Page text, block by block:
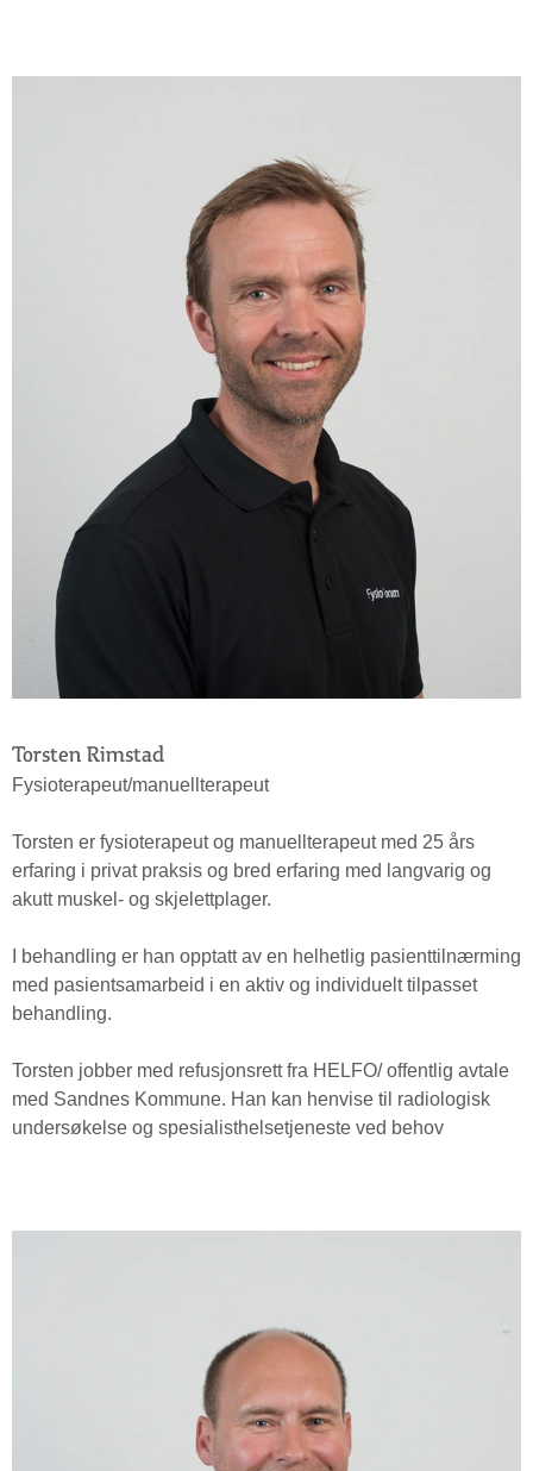
Torsten Rimstad
Fysioterapeut/manuellterapeut
Torsten er fysioterapeut og manuellterapeut med 25 års
erfaring i privat praksis og bred erfaring med langvarig og
akutt muskel- og skjelettplager.
I behandling er han opptatt av en helhetlig pasienttilnærming
med pasientsamarbeid i en aktiv og individuelt tilpasset
behandling.
Torsten jobber med refusjonsrett fra HELFO/ offentlig avtale
med Sandnes Kommune. Han kan henvise til radiologisk
undersøkelse og spesialisthelsetjeneste ved behov